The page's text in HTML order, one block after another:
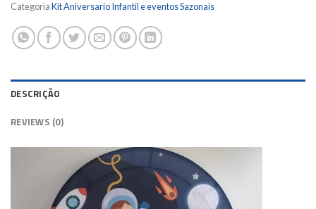
CategoriaKit Aniversario Infantil e eventos Sazonais
DESCRIÇÃO
REVIEWS (0)